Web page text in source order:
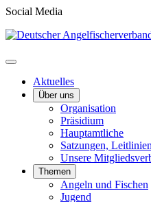
Social Media
Aktuelles
Über uns
Organisation
Präsidium
Hauptamtliche
Satzungen,
Unsere
Themen
Angeln und Fischen
Jugend